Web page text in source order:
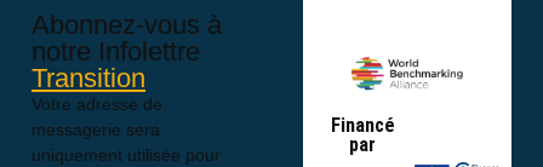
Abonnez-vous à
notre Infolettre
Transition
Votre adresse de
messagerie sera
uniquement utilisée pour
Financé
par